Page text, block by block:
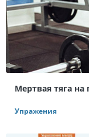
Мертвая тяга
Упражения